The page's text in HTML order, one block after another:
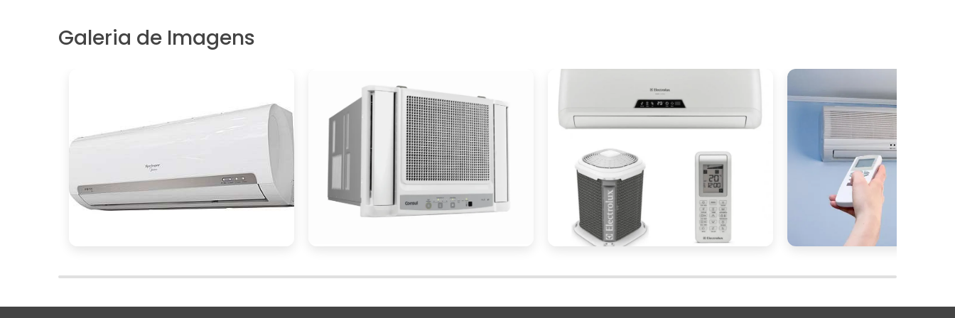
oferece soluções sob medida pode garantir que o sistema de ar condicionado central atenda
perfeitamente às suas demandas específicas.
Investir em um sistema de ar condicionado central para ambientes comerciais é uma decisão
estratégica que pode trazer inúmeros benefícios, desde oaumento da produtividadedos
preservação de equipamentos sensíveis.
A escolha de uma empresa especializada é fundamental para garantir a
instalação corretae
ofuncionamento eficientedo sistema.
e capacidade de oferecersoluções
, você estará melhor posicionado para escolher uma empresa que atenda às
Galeria de Imagens